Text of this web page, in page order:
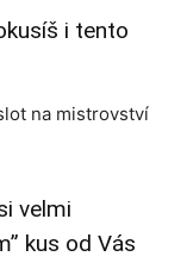
i tento
na mistrovství
velmi
kus od Vás